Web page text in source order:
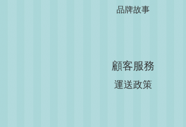
品牌故事
顧客服務
運送政策